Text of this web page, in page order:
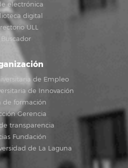
electrónica
digital
ULL
Buscador
de Empleo
de Innovación
de formación
Gerencia
transparencia
Fundación
de La Laguna